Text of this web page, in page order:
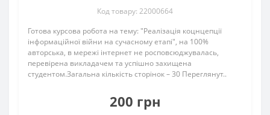
Код товару: 22000664
Готова курсова робота на тему: "Реалізація коцнцепції
інформаційної війни на сучасному етапі", на 100%
авторська, в мережі інтернет не росповсюджувалась,
перевірена викладачем та успішно захищена
студентом.Загальна кількість сторінок – 30 Переглянут..
200 грн